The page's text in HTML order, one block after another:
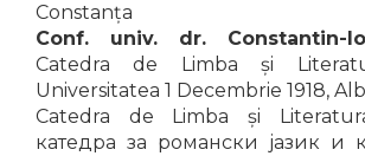
Constanța
Conf. univ. dr. Constantin-
Catedra de Limba și
Universitatea 1 Decembrie 1918,
Catedra de Limba și
катедра за романски јазик и